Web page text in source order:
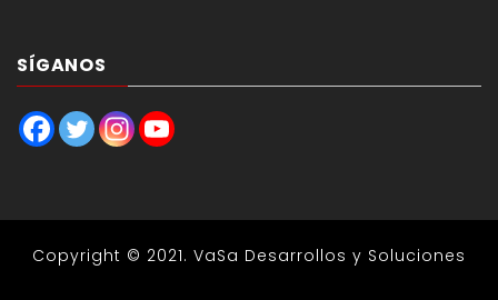
SÍGANOS
Copyright © 2021. VaSa Desarrollos y Soluciones